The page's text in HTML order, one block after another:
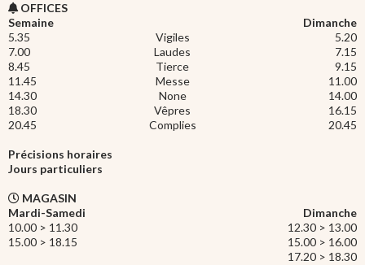
OFFICES
Semaine
Dimanche
5.35
Vigiles
5.20
7.00
Laudes
7.15
8.45
Tierce
9.15
11.45
Messe
11.00
14.30
None
14.00
18.30
Vêpres
16.15
20.45
Complies 20.45
Précisions horaires
Jours particuliers
MAGASIN
Mardi-Samedi
Dimanche
10.00 > 11.30
12.30 > 13.00
15.00 > 18.15
15.00 > 16.00
17.20 > 18.30